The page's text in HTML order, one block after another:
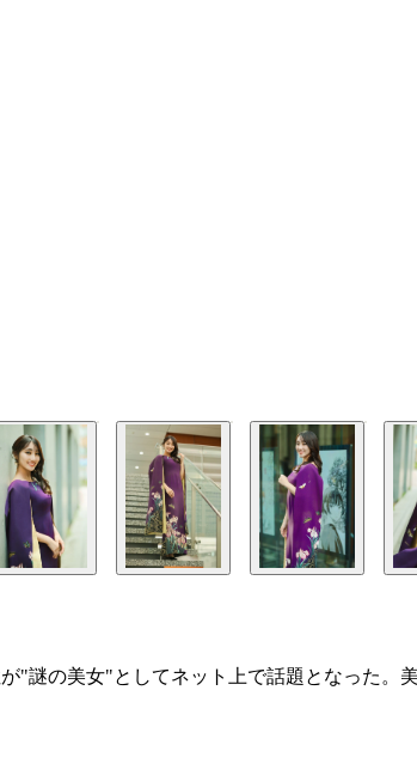
"謎の美女"としてネット上で話題となった。